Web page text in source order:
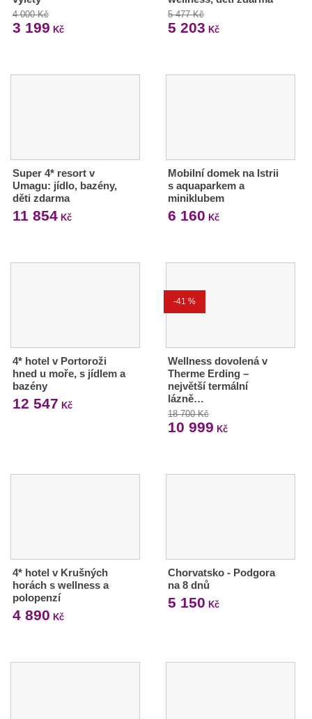
4 000 Kč
3 199 Kč
5 477 Kč
5 203 Kč
Super 4* resort v
Umagu: jídlo, bazény,
děti zdarma
11 854 Kč
Mobilní domek na Istrii
s aquaparkem a
miniklubem
6 160 Kč
4* hotel v Portoroži
hned u moře, s jídlem a
bazény
12 547 Kč
-41 %
Wellness dovolená v
Therme Erding –
největší termální
lázně…
18 700 Kč
10 999 Kč
4* hotel v Krušných
horách s wellness a
polopenzí
4 890 Kč
Chorvatsko - Podgora
na 8 dnů
5 150 Kč